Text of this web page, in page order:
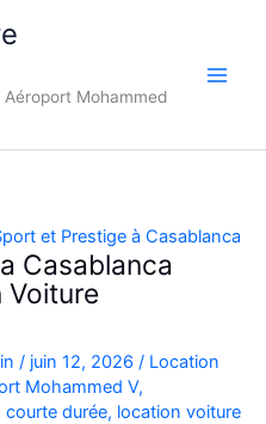
Mohammed
Casablanca
/ juin 12, 2026 / Location
Mohammed V,
courte durée, location voiture